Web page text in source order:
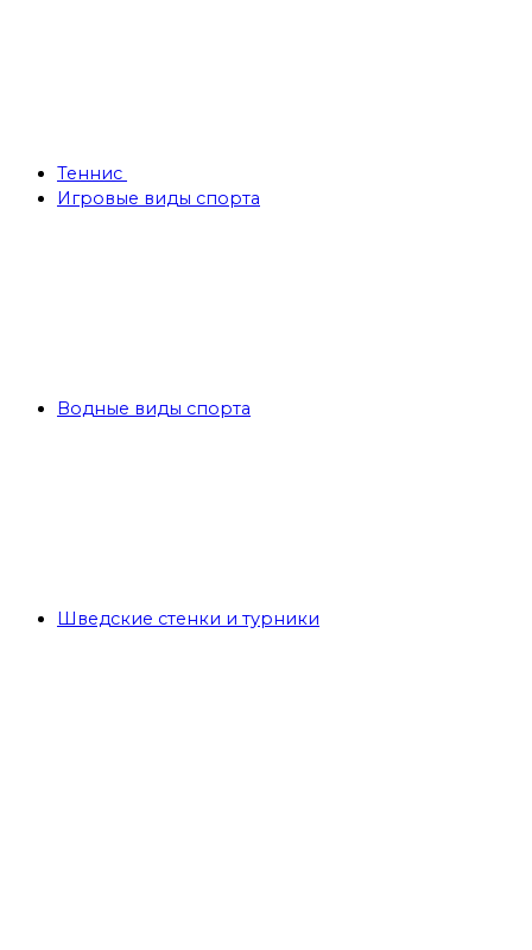
Теннис
Игровые виды спорта
Водные виды спорта
Шведские стенки и турники